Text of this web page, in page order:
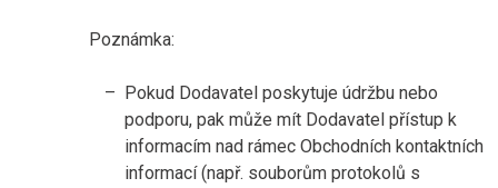
Poznámka:
Pokud Dodavatel poskytuje údržbu nebo
podporu, pak může mít Dodavatel přístup k
informacím nad rámec Obchodních kontaktních
informací (např. souborům protokolů s